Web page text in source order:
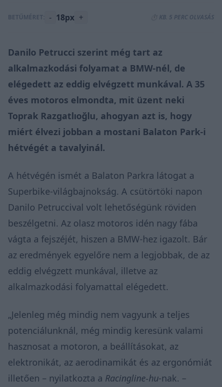
BETŰMÉRET: - 18px + ⏱️ KB. 5 PERC OLVASÁS
Danilo Petrucci szerint még tart az
alkalmazkodási folyamat a BMW-nél, de
elégedett az eddig elvégzett munkával. A 35
éves motoros elmondta, mit üzent neki
Toprak Razgatlıoğlu, ahogyan azt is, hogy
miért élvezi jobban a mostani Balaton Park-i
hétvégét a tavalyinál.
A hétvégén ismét a Balaton Parkra látogat a
Superbike-világbajnokság. A csütörtöki napon
Danilo Petruccival volt lehetőségünk röviden
beszélgetni. Az olasz motoros idén nagy fába
vágta a fejszéjét, hiszen a BMW-hez igazolt. Bár
az eredmények egyelőre nem a legjobbak, de az
eddig elvégzett munkával, illetve az
alkalmazkodási folyamattal elégedett.
„Jelenleg még mindig nem vagyunk a teljes
potenciálunknál, még mindig keresünk valami
hasznosat a motoron, a beállításokat, az
elektronikát, az aerodinamikát és az ergonómiát
illetően – nyilatkozta a Racingline-hu-nak. –